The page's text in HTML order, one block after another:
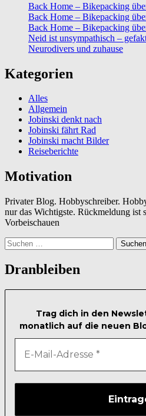
Back Home – Bikepacking
Back Home – Bikepacking
Back Home – Bikepacking
Neid ist unsympathisch –
Neurodivers und zuhause
Kategorien
Alles
Allgemein
Jobinski denkt nach
Jobinski fährt Rad
Jobinski macht Bilder
Reiseberichte
Motivation
Privater Blog. Hobbyschreiber.
nur das Wichtigste. Rückmeldung ist
Vorbeischauen
Suchen
nach:
Dranbleiben
Trag dich in den
monatlich auf die neuen